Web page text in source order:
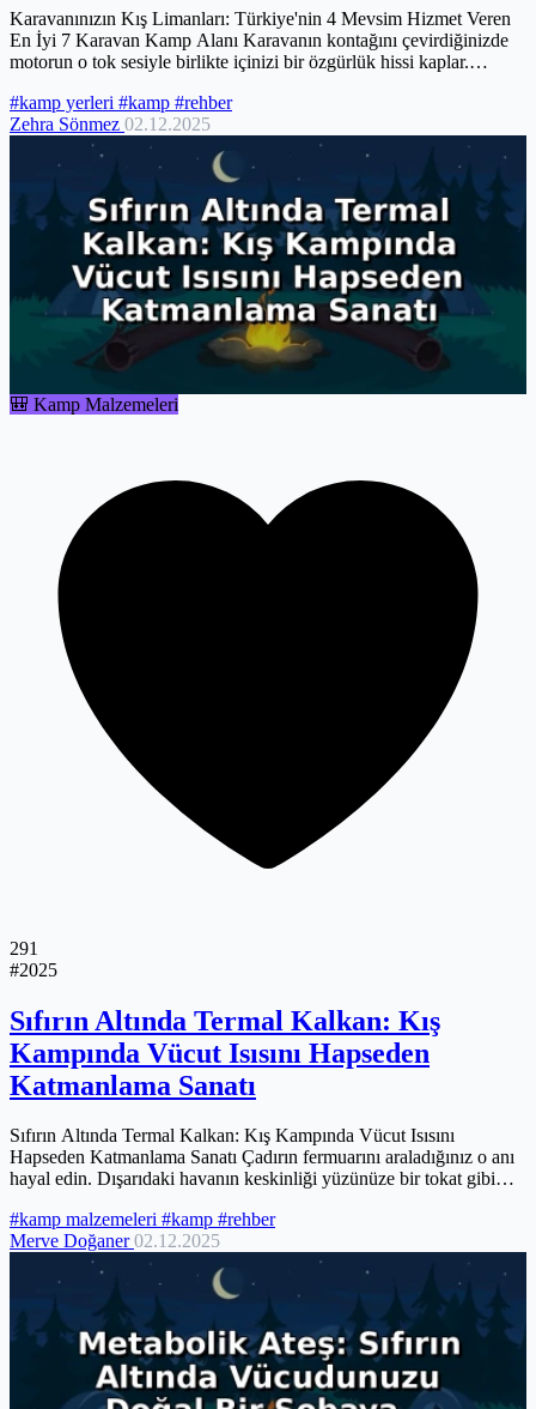
Karavanınızın Kış Limanları: Türkiye'nin 4 Mevsim Hizmet Veren
En İyi 7 Karavan Kamp Alanı Karavanın kontağını çevirdiğinizde
motorun o tok sesiyle birlikte içinizi bir özgürlük hissi kaplar.
#kamp yerleri #kamp #rehber
Zehra Sönmez 02.12.2025
🎒 Kamp Malzemeleri
291
#2025
Sıfırın Altında Termal Kalkan: Kış
Kampında Vücut Isısını Hapseden
Katmanlama Sanatı
Sıfırın Altında Termal Kalkan: Kış Kampında Vücut Isısını
Hapseden Katmanlama Sanatı Çadırın fermuarını araladığınız o anı
hayal edin. Dışarıdaki havanın keskinliği yüzünüze bir tokat gibi
#kamp malzemeleri #kamp #rehber
Merve Doğaner02.12.2025